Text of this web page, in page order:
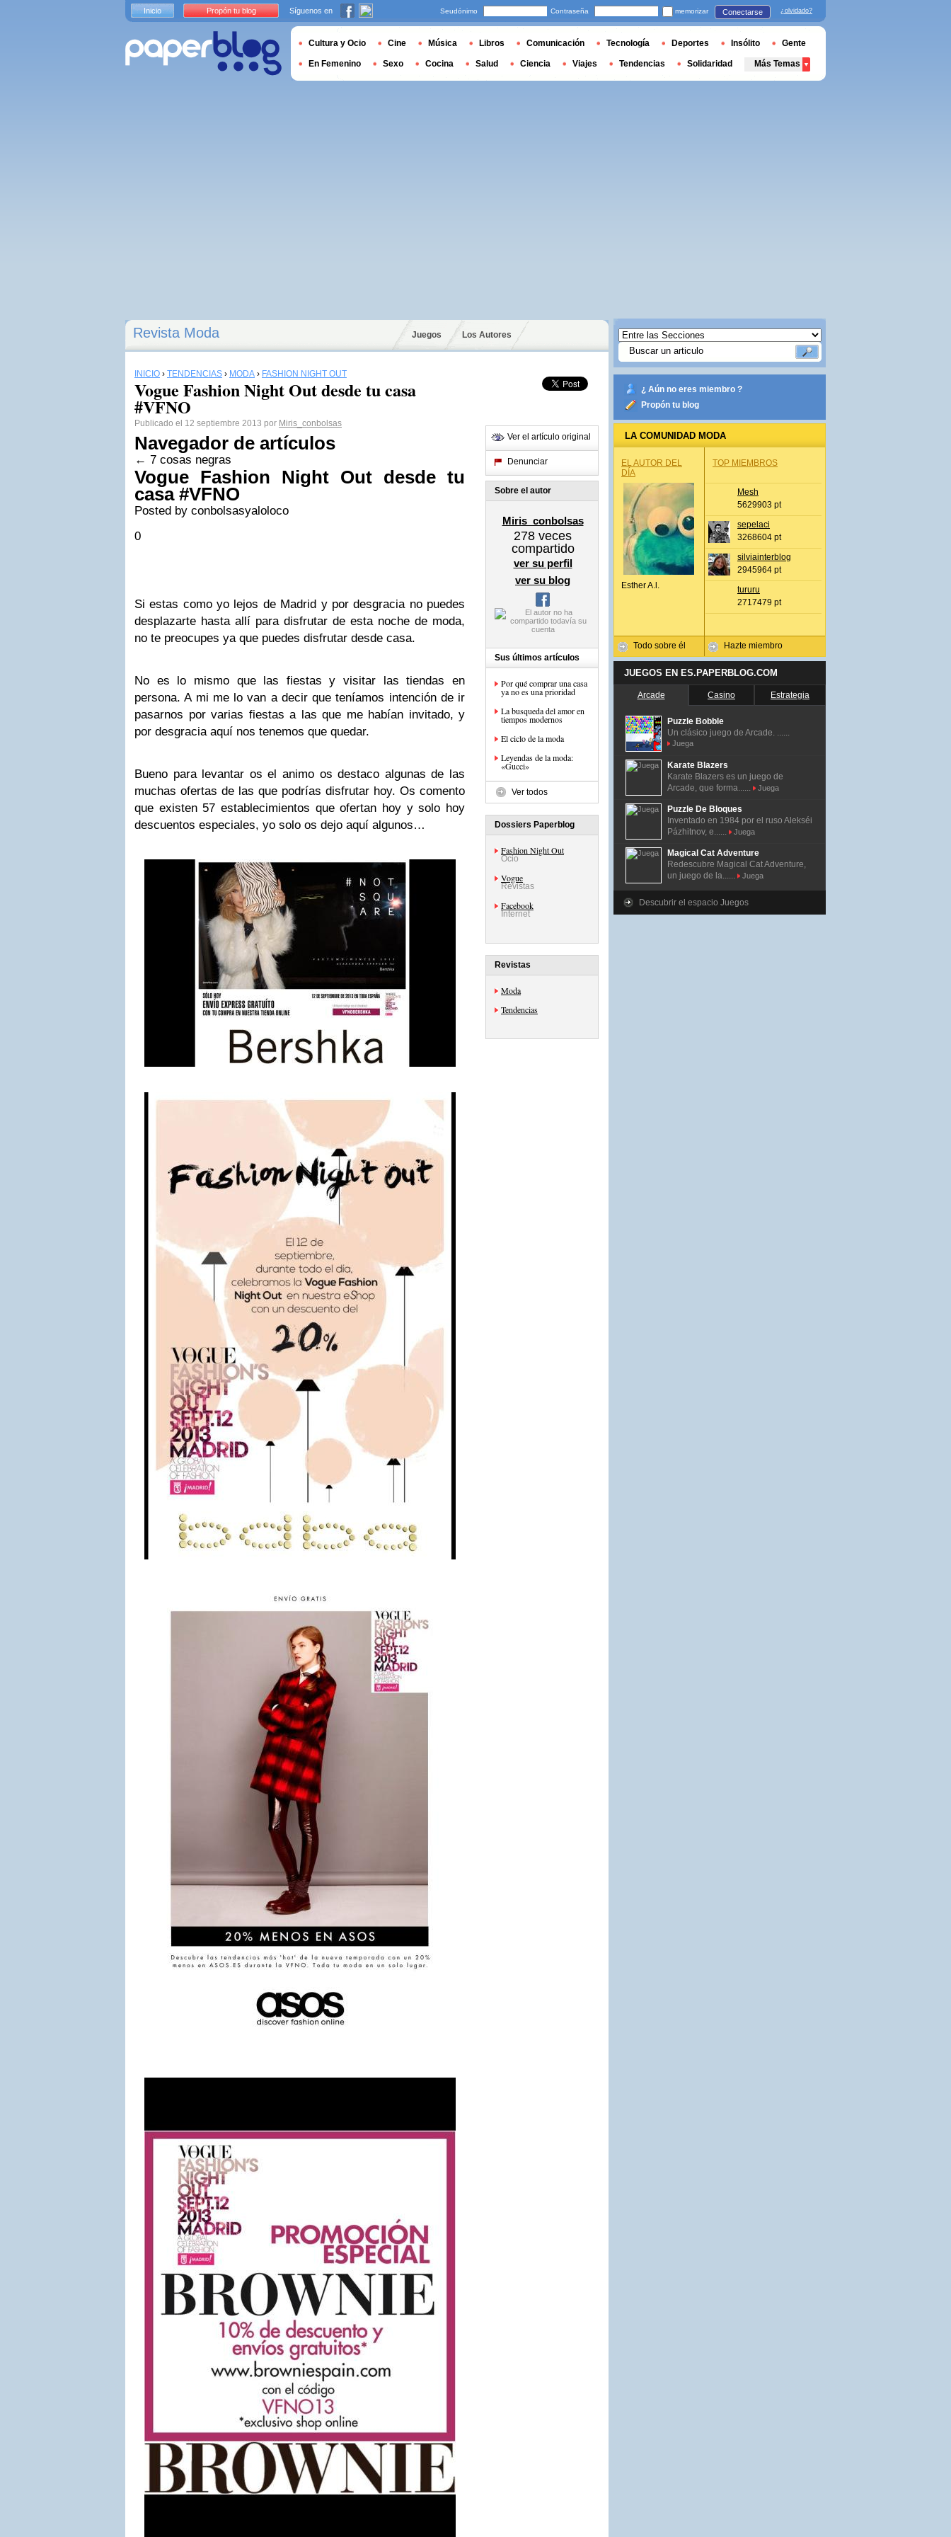
Revista Moda Juegos Los Autores
INICIO › TENDENCIAS › MODA › FASHION NIGHT OUT
Vogue Fashion Night Out desde tu casa
#VFNO
Publicado el 12 septiembre 2013 por Miris_conbolsas
Navegador de artículos
← 7 cosas negras
Vogue Fashion Night Out desde tu
casa #VFNO
Posted by conbolsasyaloloco
0
Si estas como yo lejos de Madrid y por desgracia no puedes
desplazarte hasta allí para disfrutar de esta noche de moda,
no te preocupes ya que puedes disfrutar desde casa.
No es lo mismo que las fiestas y visitar las tiendas en
persona. A mi me lo van a decir que teníamos intención de ir
pasarnos por varias fiestas a las que me habían invitado, y
por desgracia aquí nos tenemos que quedar.
Bueno para levantar os el animo os destaco algunas de las
muchas ofertas de las que podrías disfrutar hoy. Os comento
que existen 57 establecimientos que ofertan hoy y solo hoy
descuentos especiales, yo solo os dejo aquí algunos…
Ver el artículo original
Denunciar
Sobre el autor
Miris_conbolsas
278 veces
compartido
ver su perfil
ver su blog
Sus últimos artículos
Por qué comprar una casa
ya no es una prioridad
La busqueda del amor en
tiempos modernos
El ciclo de la moda
Leyendas de la moda:
«Gucci»
Ver todos
Dossiers Paperblog
Fashion Night Out
Ocio
Vogue
Revistas
Facebook
Internet
Revistas
Moda
Tendencias
¿ Aún no eres miembro ?
Propón tu blog
LA COMUNIDAD MODA
EL AUTOR DEL
DÍA
Esther A.l.
Todo sobre él
TOP MIEMBROS
Mesh
5629903 pt
sepelaci
3268604 pt
silviainterblog
2945964 pt
tururu
2717479 pt
Hazte miembro
JUEGOS EN ES.PAPERBLOG.COM
Arcade Casino Estrategia
Puzzle Bobble
Un clásico juego de Arcade. ......
Juega
Karate Blazers
Karate Blazers es un juego de
Arcade, que forma......
Juega
Puzzle De Bloques
Inventado en 1984 por el ruso Alekséi
Pázhitnov, e......
Juega
Magical Cat Adventure
Redescubre Magical Cat Adventure,
un juego de la......
Juega
Descubrir el espacio Juegos
Inicio Propón tu blog Síguenos en Seudónimo Contraseña memorizar Conectarse ¿olvidado?
Cultura y Ocio Cine Música Libros Comunicación Tecnología Deportes Insólito Gente
En Femenino Sexo Cocina Salud Ciencia Viajes Tendencias Solidaridad Más Temas